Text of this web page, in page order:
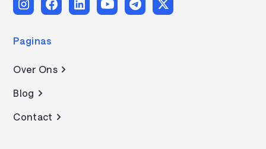
Paginas
Over Ons
Blog
Contact